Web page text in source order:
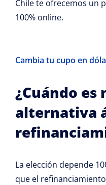
Chile te ofrecemos un
100% online.
Cambia tu cupo en
¿Cuándo es
alternativa
La elección depende
que el